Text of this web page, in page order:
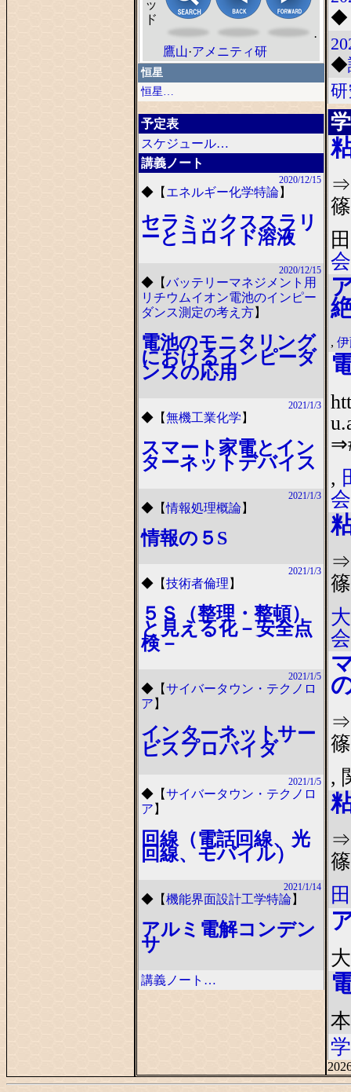
ッ
ド
·
鷹山·アメニティ研
恒星
恒星…
予定表
スケジュール…
講義ノート
2020/12/15
◆ 【 エネルギー化学特論】
セラミックススラリ
ーとコロイド溶液
2020/12/15
◆ 【バッテリーマネジメント用
リチウムイオン電池のインピー
ダンス測定の考え方】
電池のモニタリング
におけるインピーダ
ンスの応用
2021/1/3
◆ 【無機工業化学 】
スマート家電とイン
ターネットデバイス
2021/1/3
◆ 【情報処理概論】
情報の５S
2021/1/3
◆ 【技術者倫理 】
５Ｓ（整理・整頓）
と見える化－安全点
検－
2021/1/5
◆ 【サイバータウン・テクノロ
ア 】
インターネットサー
ビスプロバイダ
2021/1/5
◆ 【サイバータウン・テクノロ
ア 】
回線（電話回線、光
回線、モバイル）
2021/1/14
◆ 【機能界面設計工学特論】
アルミ電解コンデン
サ
講義ノート…
◆
◆
会
,
,
会
会
,